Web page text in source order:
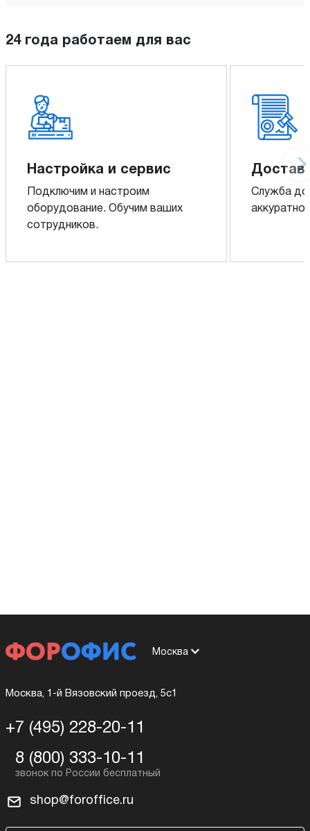
24 года работаем для вас
Настройка и сервис
Подключим и настроим
оборудование. Обучим ваших
сотрудников.
Служба
аккуратно
Москва
Москва, 1-й Вязовский проезд, 5с1
+7 (495) 228-20-11
8 (800) 333-10-11
shop@foroffice.ru